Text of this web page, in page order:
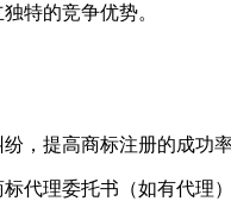
特的竞争优势。
，提高商标注册的成功率
代理委托书（如有代理）